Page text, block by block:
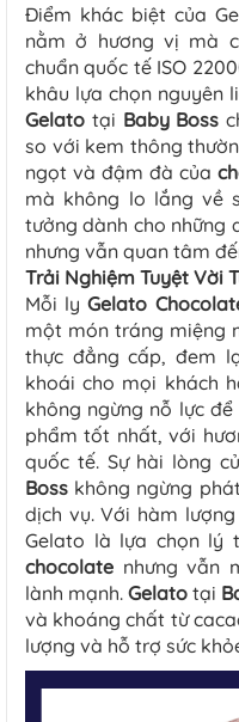
Điểm khác biệt của
nằm ở hương vị mà
chuẩn quốc tế ISO
khâu lựa chọn nguyên
Gelato tại Baby Boss
so với kem thông
ngọt và đậm đà của
mà không lo lắng về
tưởng dành cho những
nhưng vẫn quan tâm
Trải Nghiệm Tuyệt Vời
Mỗi lyGelato
một món tráng miệng
thực đẳng cấp, đem
khoái cho mọi khách
không ngừng nỗ lực
phẩm tốt nhất, với
quốc tế. Sự hài lòng
Boss không ngừng
dịch vụ. Với hàm
Gelato là lựa chọn lý
chocolate nhưng vẫn
lành mạnh.Gelato tại
và khoáng chất từ
lượng và hỗ trợ sức